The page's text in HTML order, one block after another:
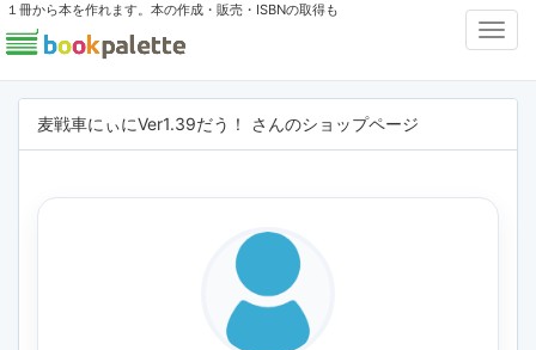
１冊から本を作れます。本の作成・販売・ISBNの取得も
麦戦車にぃにVer1.39だう！ さんのショップページ